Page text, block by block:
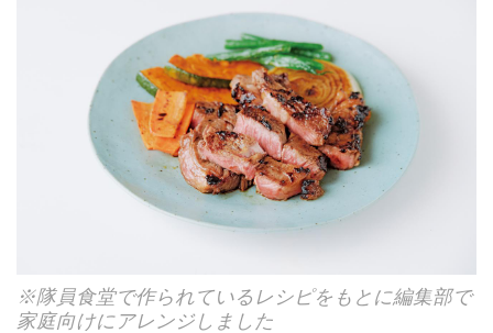
※隊員食堂で作られているレシピをもとに編集部で
家庭向けにアレンジしました